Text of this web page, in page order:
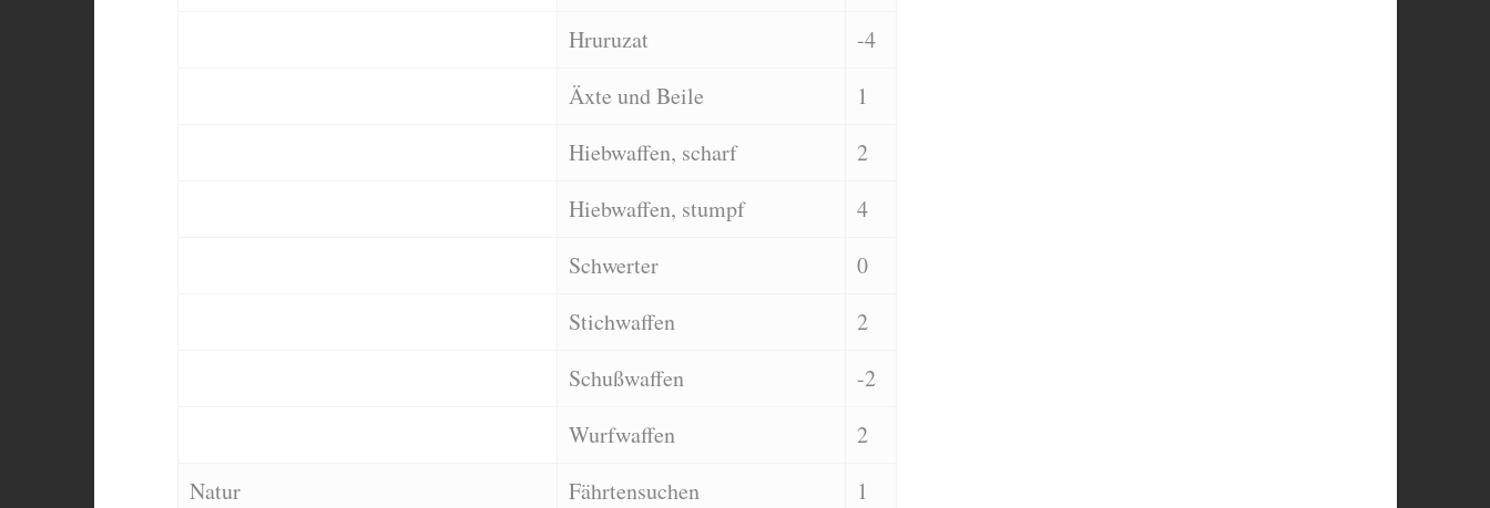
Hruruzat
-4
Äxte und Beile
1
Hiebwaffen, scharf
2
Hiebwaffen, stumpf
4
Schwerter
0
Stichwaffen
2
Schußwaffen
-2
Wurfwaffen
2
Natur
Fährtensuchen
1